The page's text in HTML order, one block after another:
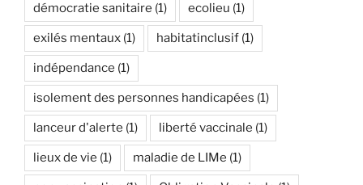
démocratie sanitaire (1) ecolieu (1)
exilés mentaux (1) habitatinclusif (1)
indépendance (1)
isolement des personnes handicapées (1)
lanceur d'alerte (1) liberté vaccinale (1)
lieux de vie (1) maladie de LIMe (1)